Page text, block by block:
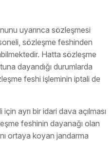
uyarınca sözleşmesi
sözleşme feshinden
Hatta sözleşme
dayandığı durumlarda
feshi işleminin iptali de
ayrı bir idari dava açılması
feshinin dayanağı olan
ortaya koyan jandarma